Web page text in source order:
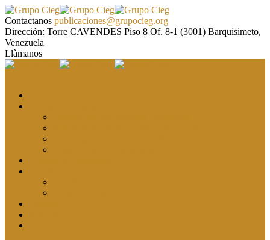
Contactanos publicaciones@grupocieg.org
Dirección: Torre CAVENDES Piso 8 Of. 8-1 (3001) Barquisimeto,
Venezuela
Llàmanos